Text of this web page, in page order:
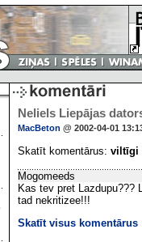
Neliels Liepājas
MacBeton @ 2002-04-01
Skatīt komentārus: viltīgi
Mogomeeds
Kas tev pret Lazdupu???
tad nekritizee!!!
Skatīt visus komentārus